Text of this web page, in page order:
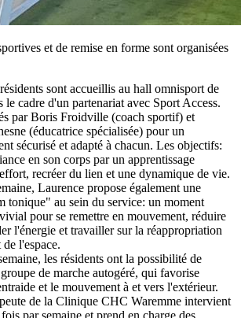
et de remise en forme sont organisées
sont accueillis au hall omnisport de
le cadre d'un partenariat avec Sport Access.
par Boris Froidville (coach sportif) et
(éducatrice spécialisée) pour un
sécurisé et adapté à chacun. Les objectifs:
en son corps par un apprentissage
recréer du lien et une dynamique de vie.
Laurence propose également une
tonique" au sein du service: un moment
pour se remettre en mouvement, réduire
l'énergie et travailler sur la réappropriation
l'espace.
les résidents ont la possibilité de
de marche autogéré, qui favorise
et le mouvement à et vers l'extérieur.
de la Clinique CHC Waremme intervient